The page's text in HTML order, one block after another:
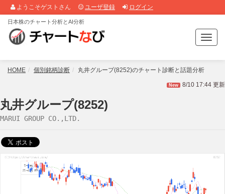
ようこそゲストさん ユーザ登録 ログイン
T
o
g
e
n
日本株のチャート分析とAI分析
HOME 個別銘柄診断 丸井グループ(8252)のチャート診断と話題分析
New 8/10 17:44 更新
丸井グループ(8252)
MARUI GROUP CO.,LTD.